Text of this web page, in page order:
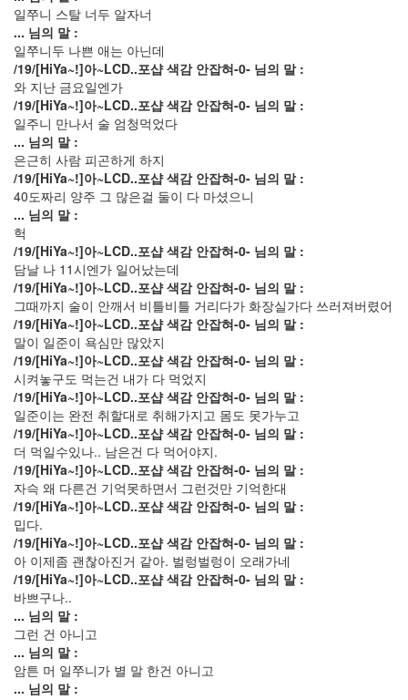
일쭈니 스탈 너두 알자너
... 님의 말 :
일쭈니두 나쁜 애는 아닌데
/19/[HiYa~!]아~LCD..포샵 색감 안잡혀-0- 님의 말 :
와 지난 금요일엔가
/19/[HiYa~!]아~LCD..포샵 색감 안잡혀-0- 님의 말 :
일주니 만나서 술 엄청먹었다
... 님의 말 :
은근히 사람 피곤하게 하지
/19/[HiYa~!]아~LCD..포샵 색감 안잡혀-0- 님의 말 :
40도짜리 양주 그 많은걸 둘이 다 마셨으니
... 님의 말 :
헉
/19/[HiYa~!]아~LCD..포샵 색감 안잡혀-0- 님의 말 :
담날 나 11시엔가 일어났는데
/19/[HiYa~!]아~LCD..포샵 색감 안잡혀-0- 님의 말 :
그때까지 술이 안깨서 비틀비틀 거리다가 화장실가다 쓰러져버렸어
/19/[HiYa~!]아~LCD..포샵 색감 안잡혀-0- 님의 말 :
말이 일준이 욕심만 많았지
/19/[HiYa~!]아~LCD..포샵 색감 안잡혀-0- 님의 말 :
시켜놓구도 먹는건 내가 다 먹었지
/19/[HiYa~!]아~LCD..포샵 색감 안잡혀-0- 님의 말 :
일준이는 완전 취할대로 취해가지고 몸도 못가누고
/19/[HiYa~!]아~LCD..포샵 색감 안잡혀-0- 님의 말 :
더 먹일수있나.. 남은건 다 먹어야지.
/19/[HiYa~!]아~LCD..포샵 색감 안잡혀-0- 님의 말 :
자슥 왜 다른건 기억못하면서 그런것만 기억한대
/19/[HiYa~!]아~LCD..포샵 색감 안잡혀-0- 님의 말 :
밉다.
/19/[HiYa~!]아~LCD..포샵 색감 안잡혀-0- 님의 말 :
아 이제좀 괜찮아진거 같아. 벌렁벌렁이 오래가네
/19/[HiYa~!]아~LCD..포샵 색감 안잡혀-0- 님의 말 :
바쁘구나..
... 님의 말 :
그런 건 아니고
... 님의 말 :
암튼 머 일쭈니가 별 말 한건 아니고
... 님의 말 :
4
월
1
2012
년
5
월
0
2012
년
6
월
0
2012
년
7
월
1
2012
년
8
월
0
2012
년
9
월
0
2019
년
1
2020
년
2
2021
년
8
느